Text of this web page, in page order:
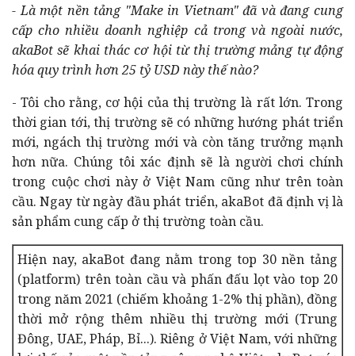
- Là một nền tảng "Make in Vietnam" đã và đang cung
cấp cho nhiều doanh nghiệp cả trong và ngoài nước,
akaBot sẽ khai thác cơ hội từ thị trường mảng tự động
hóa quy trình hơn 25 tỷ USD này thế nào?
- Tôi cho rằng, cơ hội của thị trường là rất lớn. Trong
thời gian tới, thị trường sẽ có những hướng phát triển
mới, ngách thị trường mới và còn tăng trưởng mạnh
hơn nữa. Chúng tôi xác định sẽ là người chơi chính
trong cuộc chơi này ở Việt Nam cũng như trên toàn
cầu. Ngay từ ngày đầu phát triển, akaBot đã định vị là
sản phẩm cung cấp ở thị trường toàn cầu.
Hiện nay, akaBot đang nằm trong top 30 nền tảng
(platform) trên toàn cầu và phấn đấu lọt vào top 20
trong năm 2021 (chiếm khoảng 1-2% thị phần), đồng
thời mở rộng thêm nhiều thị trường mới (Trung
Đông, UAE, Pháp, Bỉ...). Riêng ở Việt Nam, với những